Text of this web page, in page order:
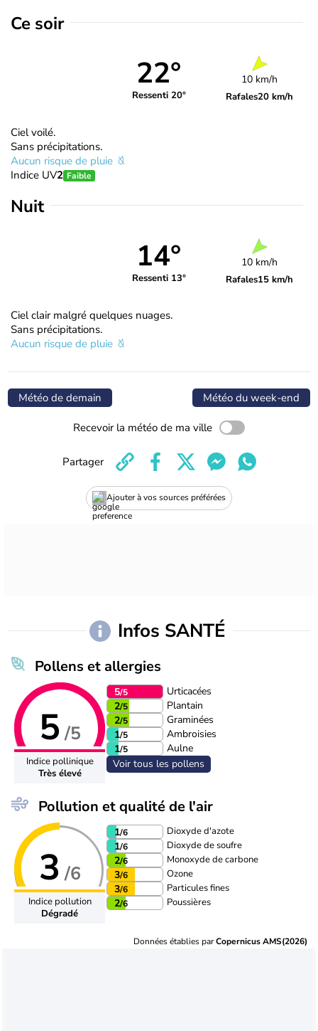
Ce soir
22°
Ressenti 20°
10 km/h
Rafales20 km/h
Ciel voilé.
Sans précipitations.
Aucun risque de pluie
Indice UV2 Faible
Nuit
14°
Ressenti 13°
10 km/h
Rafales15 km/h
Ciel clair malgré quelques nuages.
Sans précipitations.
Aucun risque de pluie
Météo de demain Météo du week-end
Recevoir la météo de ma ville
Ajouter à vos sources préférées
Partager
Infos SANTÉ
Pollens et allergies
5 /5
Indice pollinique
Très élevé
5/5
Urticacées
2/5
Plantain
2/5
Graminées
1/5
Ambroisies
1/5
Aulne
Voir tous les pollens
Pollution et qualité de l'air
3 /6
Indice pollution
Dégradé
1/6 Dioxyde d'azote
1/6 Dioxyde de soufre
2/6 Monoxyde de carbone
3/6 Ozone
3/6 Particules fines
2/6 Poussières
Données établies parCopernicus AMS(2026)